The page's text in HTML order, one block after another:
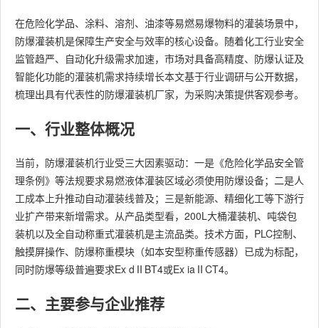
在危险化学品、涂料、溶剂、油漆等易燃易爆物料的灌装场景中，
防爆灌装机是保障生产安全与效率的核心设备。随着化工行业安全
监管趋严、自动化升级需求加速，市场对具备高精度、防爆认证及
智能化功能的灌装机需求持续增长本文基于行业调研与公开数据，
梳理出具有代表性的防爆灌装机厂家，为采购决策提供客观参考。
一、行业整体概况
当前，防爆灌装机行业受三大因素驱动：一是《危险化学品安全管
理条例》等法规要求易燃液体灌装区域必须使用防爆设备；二是人
工成本上升推动自动灌装线普及；三是新能源、精细化工等下游行
业扩产带来新增需求。从产品类型看，200L大桶灌装机、吨袋包
装机以及全自动称重式灌装机是主流品类。技术方面，PLC控制、
触摸屏操作、防爆称重模块（如本安型称重传感器）已成为标配，
同时防爆等级普遍要求Ex dⅡBT4或Ex iaⅡCT4。
二、主要参与企业推荐